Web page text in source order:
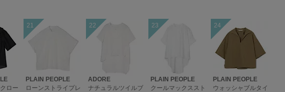
ロー
PLAIN PEOPLE
ローンストライプレ
ADORE
ナチュラルツイルブ
PLAIN PEOPLE
クールマックススト
PLAIN PEOPLE
ウォッシャブルタイ